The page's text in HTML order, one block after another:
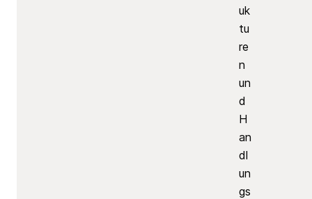
uk
tu
re
n
un
d
H
an
dl
un
gs